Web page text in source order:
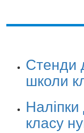
Стенди
школи
класу